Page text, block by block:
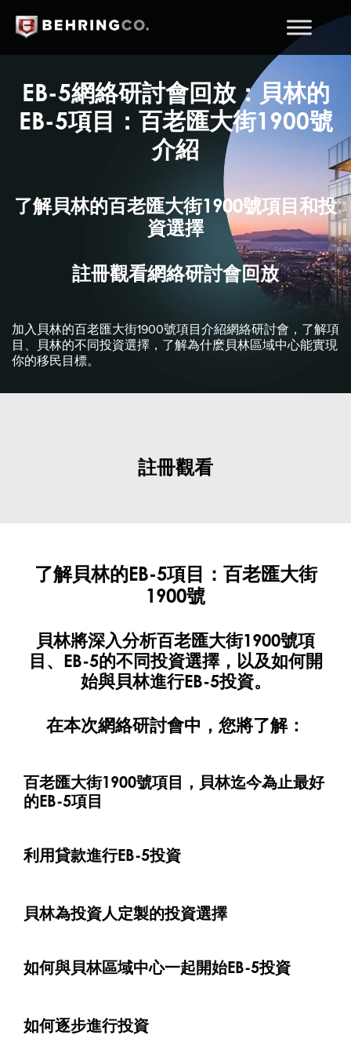
EB-5網絡研討會回放：貝林的
EB-5項目：百老匯大街1900號
介紹
了解貝林的百老匯大街1900號項目和投
資選擇
註冊觀看網絡研討會回放
加入貝林的百老匯大街1900號項目介紹網絡研討會，了解項
目、貝林的不同投資選擇，了解為什麽貝林區域中心能實現
你的移民目標。
註冊觀看
了解貝林的EB-5項目：百老匯大街
1900號
貝林將深入分析百老匯大街1900號項
目、EB-5的不同投資選擇，以及如何開
始與貝林進行EB-5投資。
在本次網絡研討會中，您將了解：
百老匯大街1900號項目，貝林迄今為止最好
的EB-5項目
利用貸款進行EB-5投資
貝林為投資人定製的投資選擇
如何與貝林區域中心一起開始EB-5投資
如何逐步進行投資